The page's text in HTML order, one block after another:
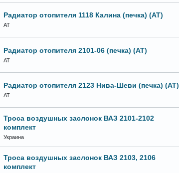
Радиатор отопителя 1118 Калина (печка) (АТ)
АТ
Радиатор отопителя 2101-06 (печка) (АТ)
АТ
Радиатор отопителя 2123 Нива-Шеви (печка) (АТ)
АТ
Троса воздушных заслонок ВАЗ 2101-2102
комплект
Украина
Троса воздушных заслонок ВАЗ 2103, 2106
комплект